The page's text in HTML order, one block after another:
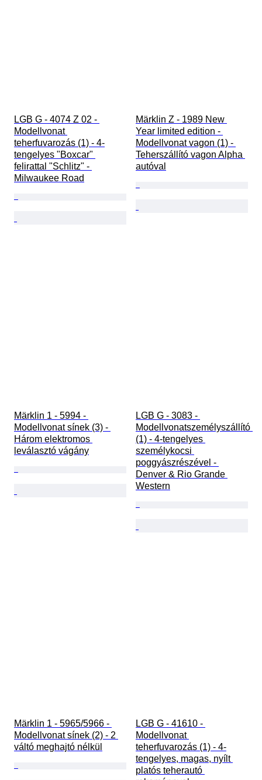
LGB G - 4074 Z 02 -
Modellvonat
teherfuvarozás (1) - 4-
tengelyes "Boxcar"
felirattal "Schlitz" -
Milwaukee Road
Märklin Z - 1989 New
Year limited edition -
Modellvonat vagon (1) -
Teherszállító vagon Alpha
autóval
Märklin 1 - 5994 -
Modellvonat sínek (3) -
Három elektromos
leválasztó vágány
LGB G - 3083 -
Modellvonatszemélyszállító
(1) - 4-tengelyes
személykocsi
poggyászrészével -
Denver & Rio Grande
Western
Märklin 1 - 5965/5966 -
Modellvonat sínek (2) - 2
váltó meghajtó nélkül
LGB G - 41610 -
Modellvonat
teherfuvarozás (1) - 4-
tengelyes, magas, nyílt
platós teherautó